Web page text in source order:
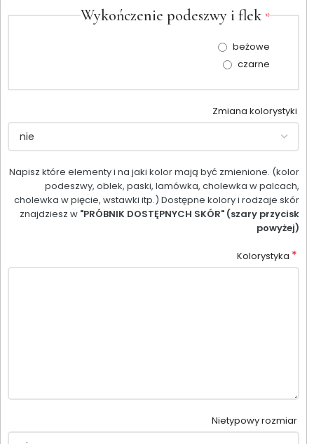
Wykończenie podeszwy i flek *
beżowe
czarne
Zmiana kolorystyki
Napisz które elementy i na jaki kolor mają być zmienione. (kolor
podeszwy, oblek, paski, lamówka, cholewka w palcach,
cholewka w pięcie, wstawki itp.) Dostępne kolory i rodzaje skór
znajdziesz w "PRÓBNIK DOSTĘPNYCH SKÓR" (szary przycisk
powyżej)
Kolorystyka *
Nietypowy rozmiar